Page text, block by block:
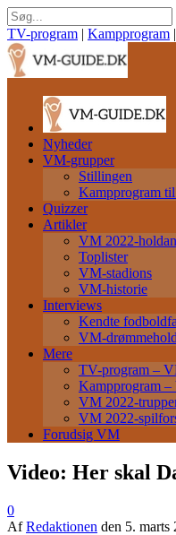
TV-program | Kampprogram |
Nyheder
VM-grupper
Stillingen
Kampprogram
Quizzer
Artikler
VM 2022-
Toplister
VM-stadions
VM-historie
Interviews
Kendte
VM-drømmehold
Mere
TV-program –
Kampprogram
VM 2022-
VM 2022-
Forudsig VM
Video: Her skal
0
AfRedaktionen den 5. marts